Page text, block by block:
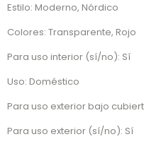
Estilo: Moderno, Nórdico
Colores: Transparente, Rojo
Para uso interior (sí/no): Sí
Uso: Doméstico
Para uso exterior bajo
Para uso exterior (sí/no): Sí